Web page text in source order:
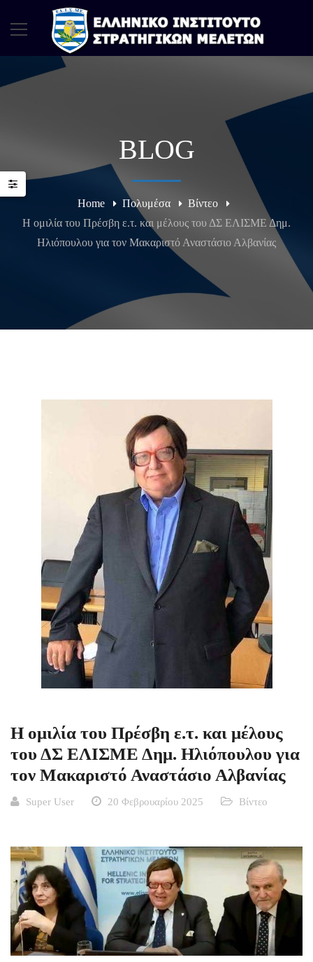
BLOG
Home Πολυμέσα
Βίντεο
H ομιλία του Πρέσβη ε.τ. και μέλους του ΔΣ ΕΛΙΣΜΕ Δημ.
Ηλιόπουλου για τον Μακαριστό Αναστάσιο Αλβανίας
H ομιλία του Πρέσβη ε.τ. και μέλους
του ΔΣ ΕΛΙΣΜΕ Δημ. Ηλιόπουλου για
τον Μακαριστό Αναστάσιο Αλβανίας
Super User 20 Φεβρουαρίου 2025 Βίντεο